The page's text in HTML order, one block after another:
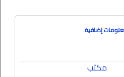
إضافية
مكتب